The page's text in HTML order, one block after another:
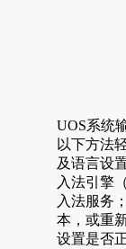
UOS系统
以下方法
及语言设
入法引擎
入法服务
本，或重
设置是否